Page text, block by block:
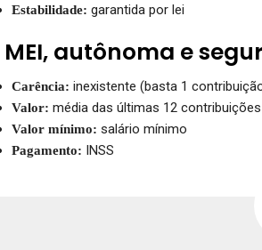
Estabilidade: garantida por lei
MEI, autônoma e
Carência: inexistente (basta 1
Valor: média das últimas 12 contribuições
Valor mínimo: salário mínimo
Pagamento: INSS